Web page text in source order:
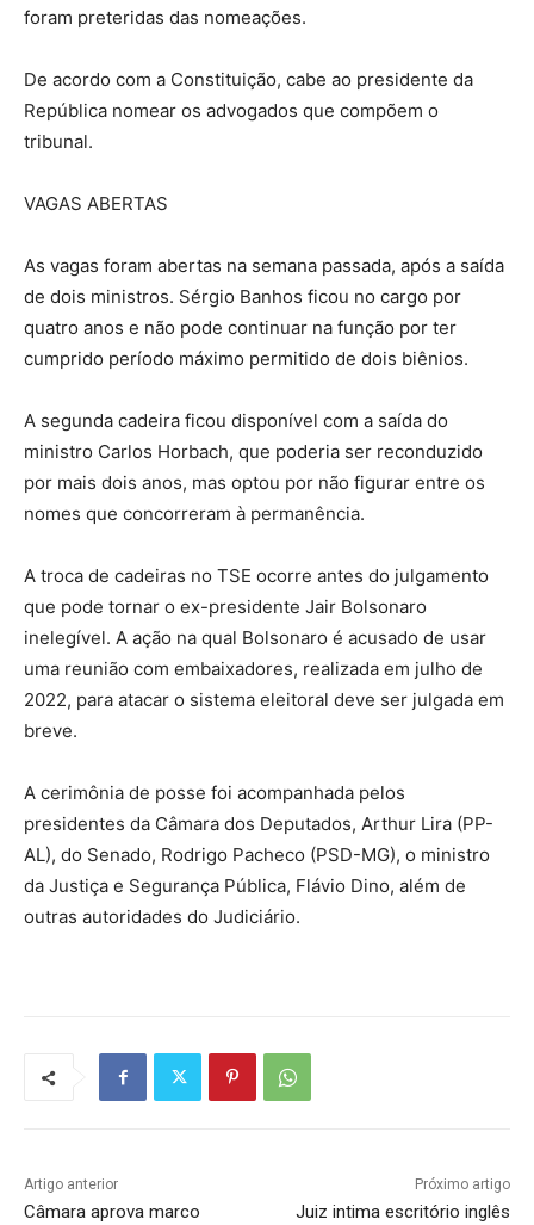
foram preteridas das nomeações.
De acordo com a Constituição, cabe ao presidente da
República nomear os advogados que compõem o
tribunal.
VAGAS ABERTAS
As vagas foram abertas na semana passada, após a saída
de dois ministros. Sérgio Banhos ficou no cargo por
quatro anos e não pode continuar na função por ter
cumprido período máximo permitido de dois biênios.
A segunda cadeira ficou disponível com a saída do
ministro Carlos Horbach, que poderia ser reconduzido
por mais dois anos, mas optou por não figurar entre os
nomes que concorreram à permanência.
A troca de cadeiras no TSE ocorre antes do julgamento
que pode tornar o ex-presidente Jair Bolsonaro
inelegível. A ação na qual Bolsonaro é acusado de usar
uma reunião com embaixadores, realizada em julho de
2022, para atacar o sistema eleitoral deve ser julgada em
breve.
A cerimônia de posse foi acompanhada pelos
presidentes da Câmara dos Deputados, Arthur Lira (PP-
AL), do Senado, Rodrigo Pacheco (PSD-MG), o ministro
da Justiça e Segurança Pública, Flávio Dino, além de
outras autoridades do Judiciário.
Artigo anterior
Câmara aprova marco
Próximo artigo
Juiz intima escritório inglês